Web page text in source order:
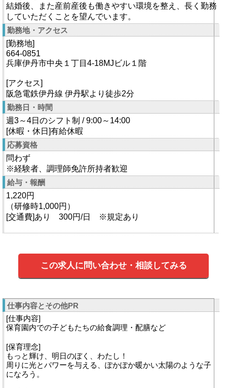
結婚後、また産前産後も働きやすい環境を整え、長く勤務
していただくことを望んでいます。
勤務地・アクセス
[勤務地]
664-0851
兵庫伊丹市中央１丁目4-18MJビル１階
[アクセス]
阪急電鉄伊丹線 伊丹駅より徒歩2分
勤務日・時間
週3～4日のシフト制 / 9:00～14:00
[休暇・休日]有給休暇
応募資格
問わず
※経験者、調理師免許所持者歓迎
給与・報酬
1,220円
（研修時1,000円）
[交通費]あり 300円/日 ※規定あり
この求人に問い合わせ・相談してみる
仕事内容とその他PR
[仕事内容]
保育園内での子どもたちの給食調理・配膳など
[保育理念]
もっと輝け、明日のぼく、わたし！
周りに光とパワーを与える、ぽかぽか暖かい太陽のような子
になろう。